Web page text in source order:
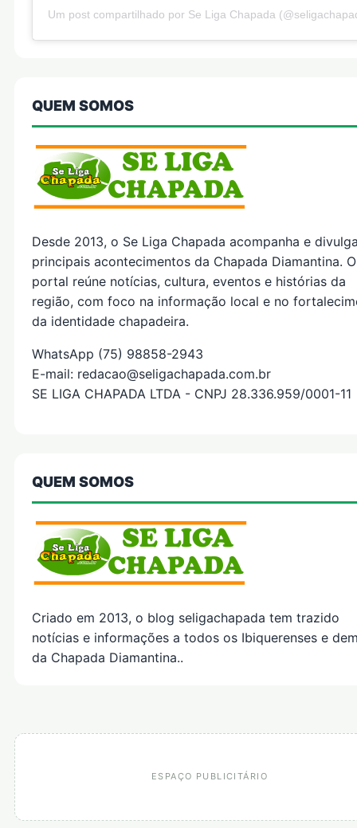
Um post compartilhado por Se Liga Chapada
QUEM SOMOS
Desde 2013, o Se Liga Chapada acompanha e
principais acontecimentos da Chapada Diamantina. O
portal reúne notícias, cultura, eventos e histórias da
região, com foco na informação local e no
da identidade chapadeira.
WhatsApp (75) 98858-2943
E-mail: redacao@seligachapada.com.br
SE LIGA CHAPADA LTDA - CNPJ 28.336.959/0001-11
QUEM SOMOS
Criado em 2013, o blog seligachapada tem trazido
notícias e informações a todos os Ibiquerenses e
da Chapada Diamantina..
ESPAÇO PUBLICITÁRIO